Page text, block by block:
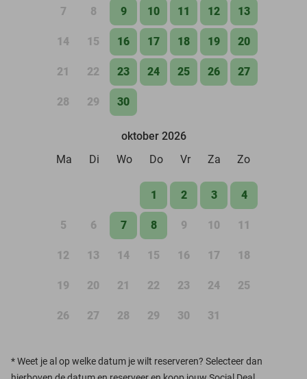
7 8 9 10 11 12 13
14 15 16 17 18 19 20
21 22 23 24 25 26 27
28 29 30
oktober 2026
Ma
Di Wo Do Vr Za Zo
1 2 3 4
5 6 7 8 9 10 11
12 13 14 15 16 17 18
19 20 21 22 23 24 25
26 27 28 29 30 31
*Weet je al op welke datum je wilt reserveren? Selecteer dan